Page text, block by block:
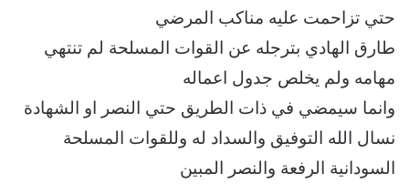
حتي تزاحمت عليه مناكب المرضي
طارق الهادي بترجله عن القوات المسلحة لم تنتهي
مهامه ولم يخلص جدول اعماله
وانما سيمضي في ذات الطريق حتي النصر او الشهادة
نسال الله التوفيق والسداد له وللقوات المسلحة
السودانية الرفعة والنصر المبين